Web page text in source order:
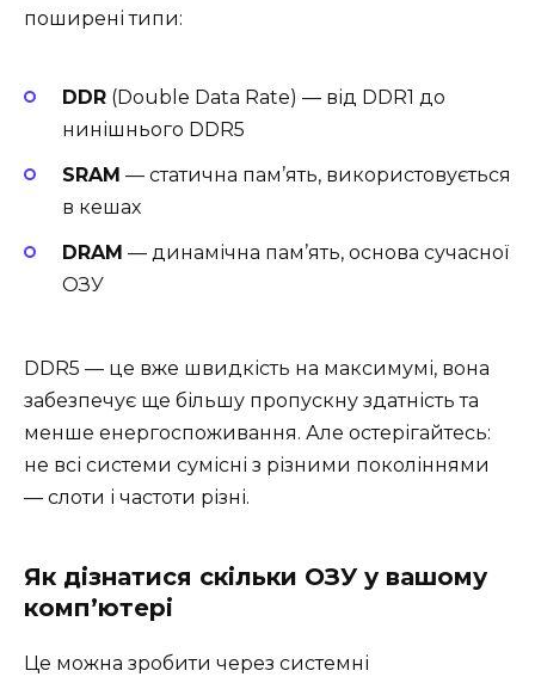
поширені типи:
DDR (Double Data Rate) — від DDR1 до
нинішнього DDR5
SRAM — статична пам’ять, використовується
в кешах
DRAM — динамічна пам’ять, основа сучасної
ОЗУ
DDR5 — це вже швидкість на максимумі, вона
забезпечує ще більшу пропускну здатність та
менше енергоспоживання. Але остерігайтесь:
не всі системи сумісні з різними поколіннями
— слоти і частоти різні.
Як дізнатися скільки ОЗУ у вашому
комп’ютері
Це можна зробити через системні